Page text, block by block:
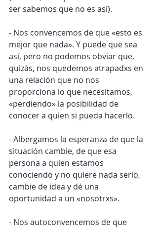
ser sabemos que no es así).
- Nos convencemos de que «esto es
mejor que nada». Y puede que sea
así, pero no podemos obviar que,
quizás, nos quedemos atrapadxs en
una relación que no nos
proporciona lo que necesitamos,
«perdiendo» la posibilidad de
conocer a quien si pueda hacerlo.
- Albergamos la esperanza de que la
situación cambie, de que esa
persona a quien estamos
conociendo y no quiere nada serio,
cambie de idea y dé una
oportunidad a un «nosotrxs».
- Nos autoconvencemos de que